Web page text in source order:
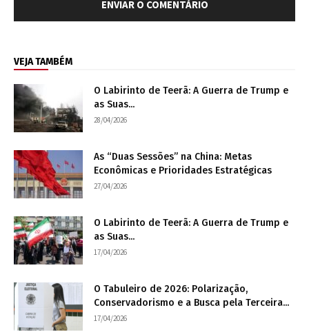
VEJA TAMBÉM
O Labirinto de Teerã: A Guerra de Trump e
as Suas...
28/04/2026
As “Duas Sessões” na China: Metas
Econômicas e Prioridades Estratégicas
27/04/2026
O Labirinto de Teerã: A Guerra de Trump e
as Suas...
17/04/2026
O Tabuleiro de 2026: Polarização,
Conservadorismo e a Busca pela Terceira...
17/04/2026